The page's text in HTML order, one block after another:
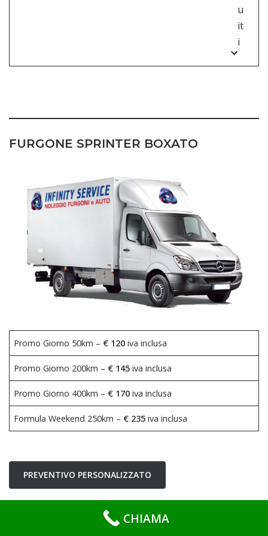
u
it
i
FURGONE SPRINTER BOXATO
Promo Giorno 50km – € 120iva inclusa
Promo Giorno 200km – € 145iva inclusa
Promo Giorno 400km – € 170 iva inclusa
Formula Weekend 250km – € 235 iva inclusa
PREVENTIVO PERSONALIZZATO
CHIAMA